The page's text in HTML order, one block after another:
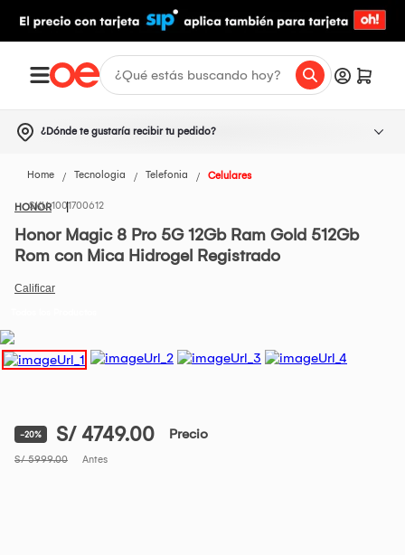
¿Dónde te gustaría recibir tu pedido?
Home Tecnologia Telefonia Celulares
HONOR1001700612
Honor Magic 8 Pro 5G 12Gb Ram Gold 512Gb
Rom con Mica Hidrogel Registrado
-20% S/ 4749.00 Precio
S/ 5999.00 Antes